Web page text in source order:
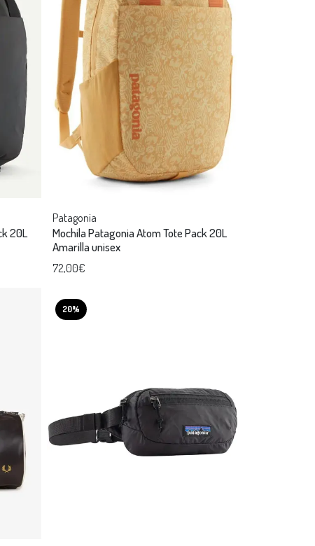
20L
Patagonia
Mochila Patagonia Atom Tote Pack 20L
Amarilla unisex
72,00€
20%